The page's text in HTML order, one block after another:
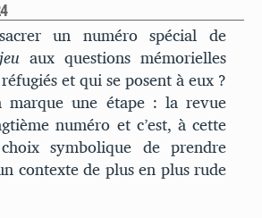
un numéro spécial de
aux questions mémorielles
et qui se posent à eux ?
marque une étape : la revue
numéro et c’est, à cette
symbolique de prendre
contexte de plus en plus rude